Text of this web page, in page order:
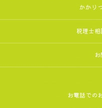
かかり
税理士
お
お電話での